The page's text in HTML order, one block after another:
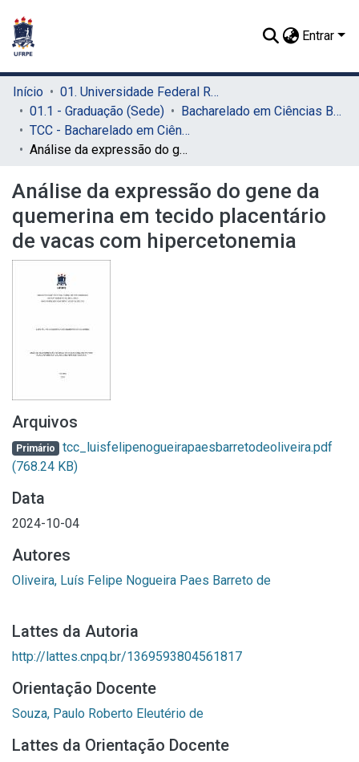
Entrar
Início
01. Universidade Federal Rural de Pernambuco - UFRPE (Sede)
01.1 - Graduação (Sede)
Bacharelado em Ciências Biológicas (Sede)
TCC - Bacharelado em Ciências Biológicas (Sede)
Análise da expressão do gene da quemerina em tecido placentário de vacas com hipercetonemia
Análise da expressão do gene da
quemerina em tecido placentário
de vacas com hipercetonemia
Arquivos
Primário tcc_luisfelipenogueirapaesbarretodeoliveira.pdf
(768.24 KB)
Data
2024-10-04
Autores
Oliveira, Luís Felipe Nogueira Paes Barreto de
Lattes da Autoria
http://lattes.cnpq.br/1369593804561817
Orientação Docente
Souza, Paulo Roberto Eleutério de
Lattes da Orientação Docente